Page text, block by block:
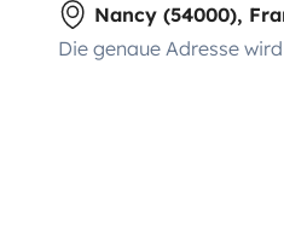
Nancy (54000),
Die genaue Adresse